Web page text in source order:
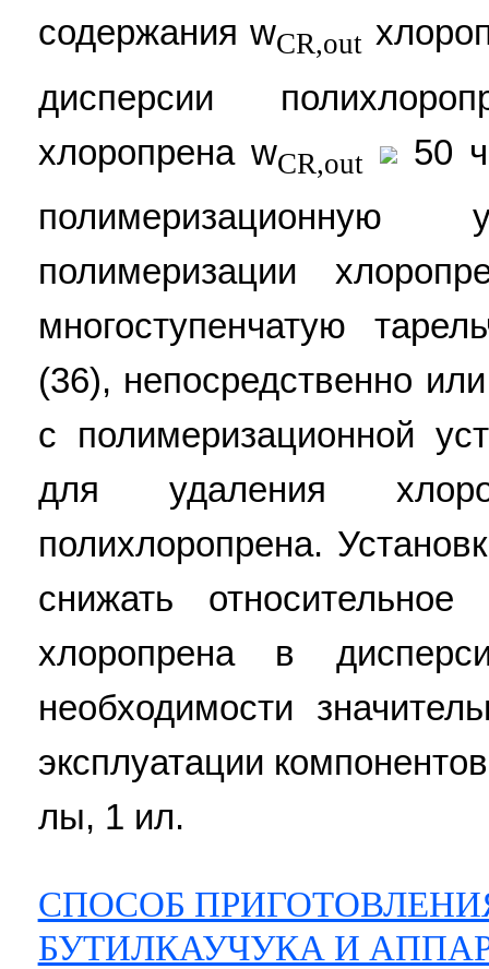
содержания wCR,out
дисперсии
хлоропрена wCR,out
50
полимеризации
многоступенчатую
(36), непосредственно
с полимеризационной
для удаления
полихлоропрена.
снижать
хлоропрена в
необходимости
эксплуатации
лы, 1 ил.
СПОСОБ
БУТИЛКАУЧУКА И